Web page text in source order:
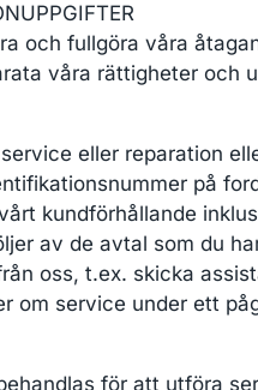
och fullgöra våra
våra rättigheter och
eller reparation
på
kundförhållande
av de avtal som du
oss, t.ex. skicka
om service under ett
för att utföra